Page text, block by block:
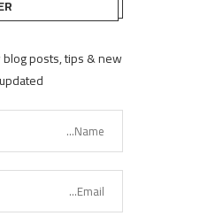
posts, tips & new